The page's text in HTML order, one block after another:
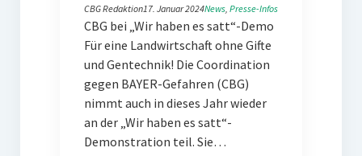
CBG Redaktion17. Januar 2024News, Presse-Infos
CBG bei „Wir haben es satt“-Demo
Für eine Landwirtschaft ohne Gifte
und Gentechnik! Die Coordination
gegen BAYER-Gefahren (CBG)
nimmt auch in dieses Jahr wieder
an der „Wir haben es satt“-
Demonstration teil. Sie…